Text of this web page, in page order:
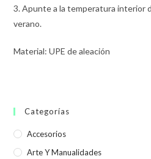
3. Apunte a la temperatura interior
verano.
Material: UPE de aleación
Categorías
Accesorios
Arte Y Manualidades